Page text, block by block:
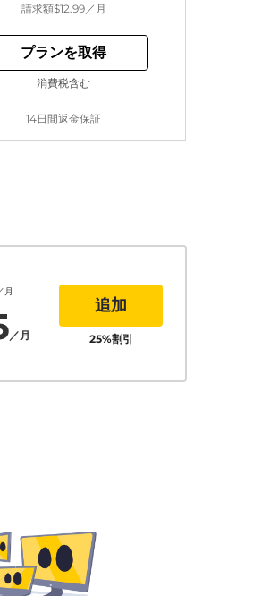
請求額$12.99／月
プランを取得
14日間返金保証
消費税含む
月
／月
追加
25%割引